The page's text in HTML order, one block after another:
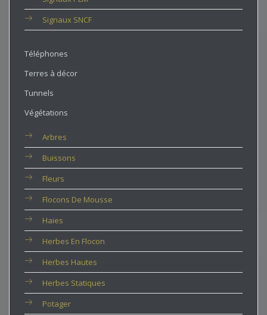
Signaux SNCF
Téléphones
Terres à décor
Tunnels
Végétations
Arbres
Buissons
Fleurs
Flocons De Mousse
Haies
Herbes En Flocon
Herbes Hautes
Herbes Statiques
Potager